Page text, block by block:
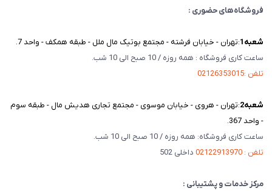
فروشگاه‌های حضوری :
شعبه‌1 :تهران - خیابان فرشته - مجتمع بوتیک مال ملل - طبقه همکف - واحد 7.
ساعت کاری فروشگاه : همه روزه / 10 صبح الی 10 شب.
تلفن :02126353015
شعبه‌2 :تهران - هروی - خیابان موسوی - مجتمع تجاری هدیش مال - طبقه سوم
- واحد 367.
ساعت کاری فروشگاه: همه روزه / 10 صبح الی 10 شب.
تلفن : 02122913970
داخلی 502
مرکز خدمات و پشتیبانی :